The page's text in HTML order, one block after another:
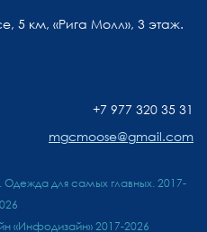
5 км, «Рига Молл», 3 этаж.
+7 977 320 35 31
mgcmoose@gmail.com
для самых главных. 2017-
«Инфодизайн»2017-2026